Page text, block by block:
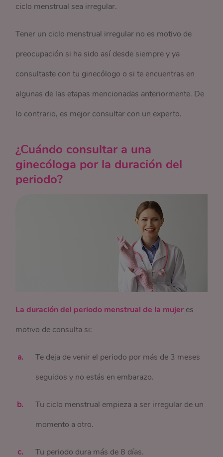
ciclo menstrual sea irregular.
Tener un ciclo menstrual irregular no es motivo de
preocupación si ha sido así desde siempre y ya
consultaste con tu ginecólogo o si te encuentras en
algunas de las etapas mencionadas anteriormente. De
lo contrario, es mejor consultar con un experto.
¿Cuándo consultar a una
ginecóloga por la duración del
periodo?
La duración del periodo menstrual de la mujer es
motivo de consulta si:
Te deja de venir el periodo por más de 3 meses
seguidos y no estás en embarazo.
Tu ciclo menstrual empieza a ser irregular de un
momento a otro.
Tu periodo dura más de 8 días.